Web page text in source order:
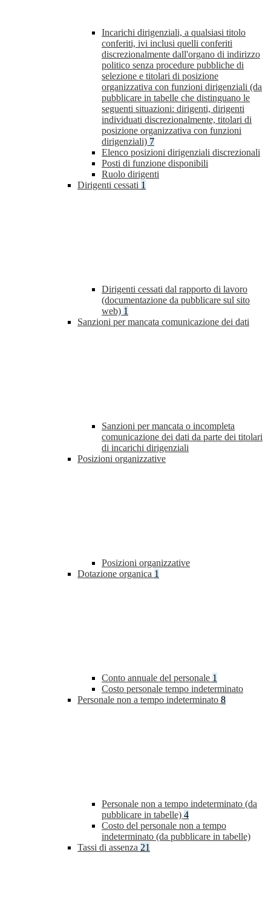
Incarichi dirigenziali, a qualsiasi titolo
conferiti, ivi inclusi quelli conferiti
discrezionalmente dall'organo di indirizzo
politico senza procedure pubbliche di
selezione e titolari di posizione
organizzativa con funzioni dirigenziali (da
pubblicare in tabelle che distinguano le
seguenti situazioni: dirigenti, dirigenti
individuati discrezionalmente, titolari di
posizione organizzativa con funzioni
dirigenziali) 7
Elenco posizioni dirigenziali discrezionali
Posti di funzione disponibili
Ruolo dirigenti
Dirigenti cessati 1
Dirigenti cessati dal rapporto di lavoro
(documentazione da pubblicare sul sito
web) 1
Sanzioni per mancata comunicazione dei dati
Sanzioni per mancata o incompleta
comunicazione dei dati da parte dei titolari
di incarichi dirigenziali
Posizioni organizzative
Posizioni organizzative
Dotazione organica 1
Conto annuale del personale 1
Costo personale tempo indeterminato
Personale non a tempo indeterminato 8
Personale non a tempo indeterminato (da
pubblicare in tabelle) 4
Costo del personale non a tempo
indeterminato (da pubblicare in tabelle)
Tassi di assenza 21